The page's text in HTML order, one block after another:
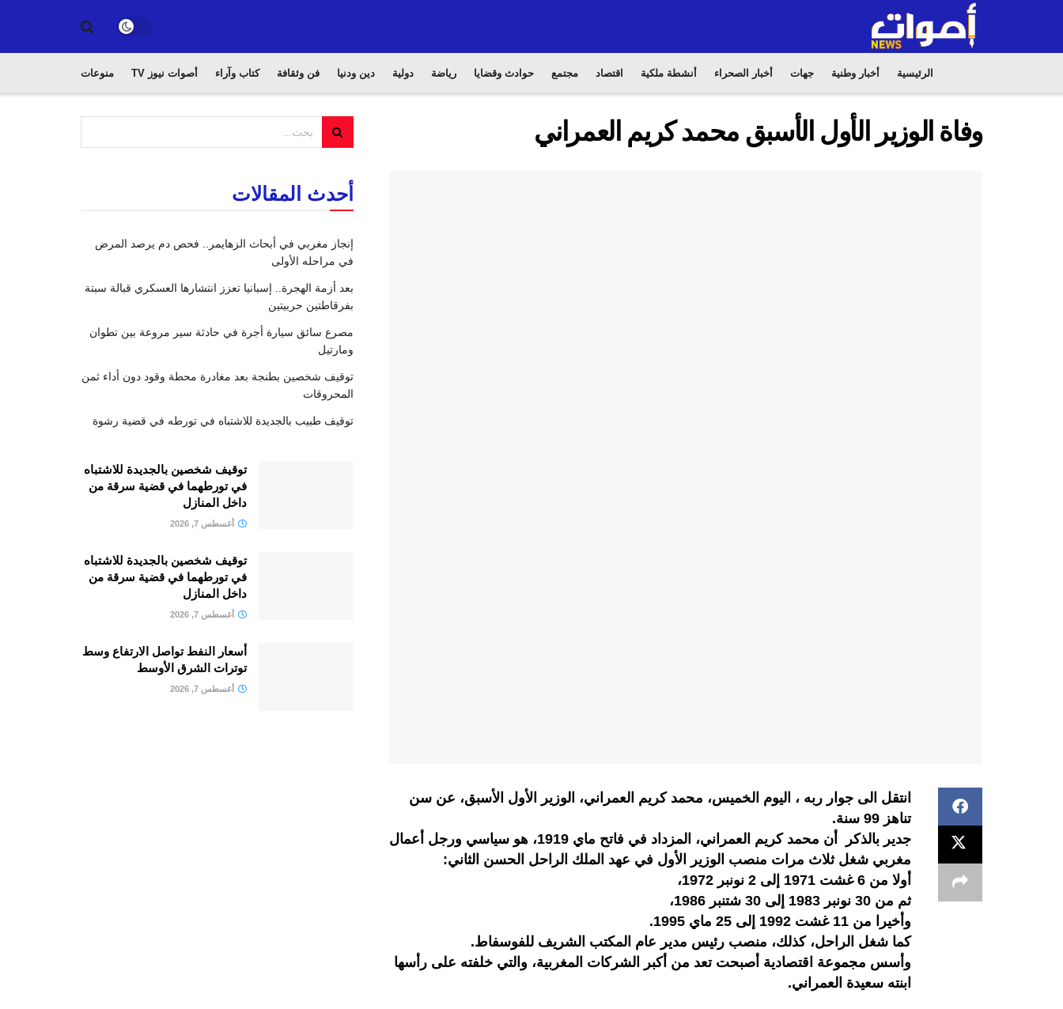
الرئيسية أخبار وطنية جهات أخبار الصحراء أنشطة ملكية اقتصاد مجتمع حوادث وقضايا رياضة دولية دين ودنيا فن وثقافة كتاب وآراء أصوات نيوز TV منوعات
وفاة الوزير الأول الأسبق محمد كريم العمراني
انتقل الى جوار ربه ، اليوم الخميس، محمد كريم العمراني، الوزير الأول الأسبق، عن سن
تناهز 99 سنة.
جدير بالذكر أن محمد كريم العمراني، المزداد في فاتح ماي 1919، هو سياسي ورجل أعمال
مغربي شغل ثلاث مرات منصب الوزير الأول في عهد الملك الراحل الحسن الثاني:
أولا من 6 غشت 1971 إلى 2 نونبر 1972،
ثم من 30 نونبر 1983 إلى 30 شتنبر 1986،
وأخيرا من 11 غشت 1992 إلى 25 ماي 1995.
كما شغل الراحل، كذلك، منصب رئيس مدير عام المكتب الشريف للفوسفاط.
وأسس مجموعة اقتصادية أصبحت تعد من أكبر الشركات المغربية، والتي خلفته على رأسها
ابنته سعيدة العمراني.
أحدث المقالات
إنجاز مغربي في أبحاث الزهايمر.. فحص دم يرصد المرض
في مراحله الأولى
بعد أزمة الهجرة.. إسبانيا تعزز انتشارها العسكري قبالة سبتة
بفرقاطتين حربيتين
مصرع سائق سيارة أجرة في حادثة سير مروعة بين تطوان
ومارتيل
توقيف شخصين بطنجة بعد مغادرة محطة وقود دون أداء ثمن
المحروقات
توقيف طبيب بالجديدة للاشتباه في تورطه في قضية رشوة
توقيف شخصين بالجديدة للاشتباه
في تورطهما في قضية سرقة من
داخل المنازل
أغسطس 7, 2026
توقيف شخصين بالجديدة للاشتباه
في تورطهما في قضية سرقة من
داخل المنازل
أغسطس 7, 2026
أسعار النفط تواصل الارتفاع وسط
توترات الشرق الأوسط
أغسطس 7, 2026